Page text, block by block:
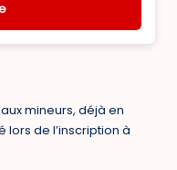
mineurs, déjà en
lors de l’inscription à